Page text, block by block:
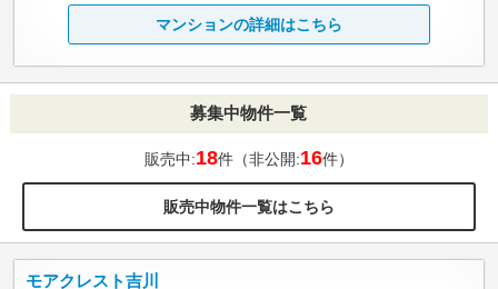
マンションの詳細はこちら
募集中物件一覧
販売中:18件（非公開:16件）
販売中物件一覧はこちら
モアクレスト吉川